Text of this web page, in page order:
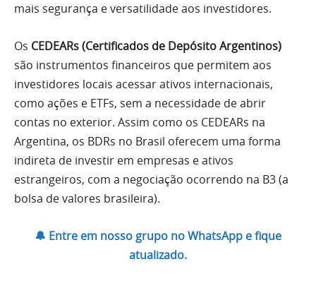
mais segurança e versatilidade aos investidores.
Os CEDEARs (Certificados de Depósito Argentinos)
são instrumentos financeiros que permitem aos
investidores locais acessar ativos internacionais,
como ações e ETFs, sem a necessidade de abrir
contas no exterior. Assim como os CEDEARs na
Argentina, os BDRs no Brasil oferecem uma forma
indireta de investir em empresas e ativos
estrangeiros, com a negociação ocorrendo na B3 (a
bolsa de valores brasileira).
🔔 Entre em nosso grupo no WhatsApp e fique
atualizado.